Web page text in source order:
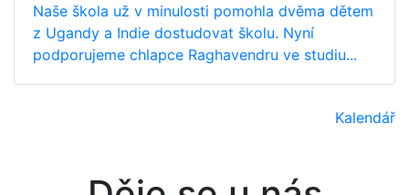
Naše škola už v minulosti pomohla dvěma dětem
z Ugandy a Indie dostudovat školu. Nyní
podporujeme chlapce Raghavendru ve studiu...
Kalendář